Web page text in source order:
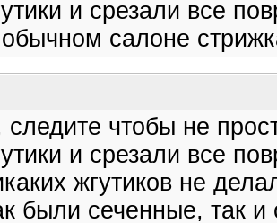
и срезали все
салоне
следите чтобы не
и срезали все
жгутиков не
были сеченные, так